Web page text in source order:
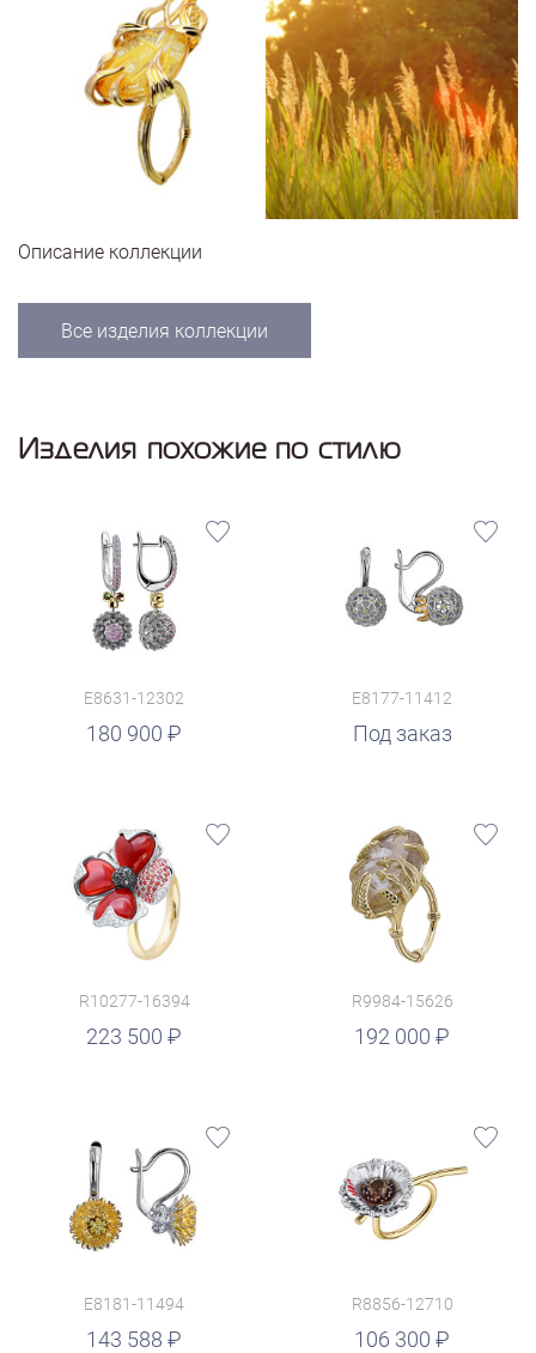
Описание коллекции
Все изделия коллекции
Изделия похожие по стилю
E8631-12302
180 900
E8177-11412
Под заказ
R10277-16394
223 500
R9984-15626
192 000
руб.
E8181-11494
143 588
R8856-12710
106 300
руб.